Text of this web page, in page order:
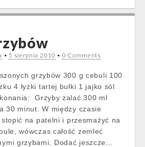
• 5 sierpnia 2010 • 0 Comments
grzybów 300 g cebuli 100
4 łyżki tartej bułki 1 jajko sól
Grzyby zalać 300 ml
30 minut. W między czasie
na patelni i przesmażyć na
wówczas całość zemleć
grzybami. Dodać jeszcze…